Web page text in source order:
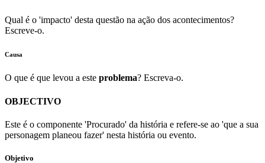
Qual é o 'impacto' desta questão na ação dos acontecimentos?
Escreve-o.
Causa
O que é que levou a este problema? Escreva-o.
OBJECTIVO
Este é o componente 'Procurado' da história e refere-se ao 'que a sua
personagem planeou fazer' nesta história ou evento.
Objetivo